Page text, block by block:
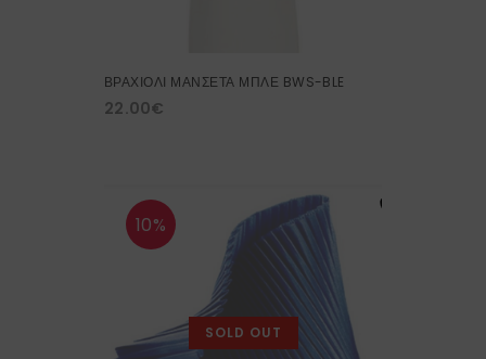
ΒΡΑΧΙΟΛΙ ΜΑΝΣΕΤΑ ΜΠΛΕ BWS-BLE
22.00€
10%
SOLD OUT